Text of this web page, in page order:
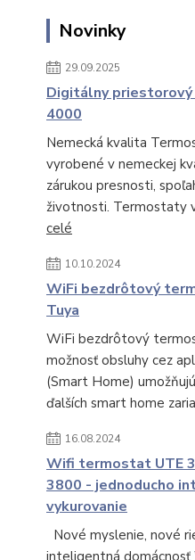
Novinky
29.09.2025
Digitálny
4000
Nemecká kvalita
vyrobené v nemeckej
zárukou presnosti,
životnosti. Termostaty
celé
10.10.2024
WiFi bezdrôtový
Tuya
WiFi bezdrôtový
možnosť obsluhy cez
(Smart Home)
ďalších smart home
16.08.2024
Wifi termostat UTE
3800 - jednoducho
vykurovanie
Nové myslenie, nové
inteligentná